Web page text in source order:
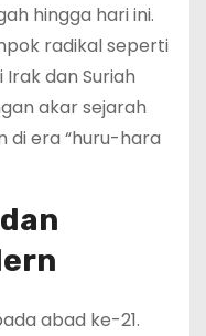
hingga hari ini.
radikal seperti
dan Suriah
akar sejarah
di era “huru-hara
abad ke-21.